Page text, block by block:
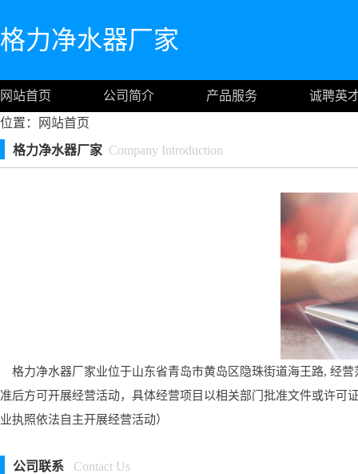
格力净水器厂家
网站首页 公司简介 产品服务
诚聘英
位置：
网站首页
格力净水器厂家 Company Introduction
格力净水器厂家业位于山东省青岛市黄岛区隐珠街道海王路, 经
准后方可开展经营活动，具体经营项目以相关部门批准文件或许
业执照依法自主开展经营活动）
公司联系 Contact Us